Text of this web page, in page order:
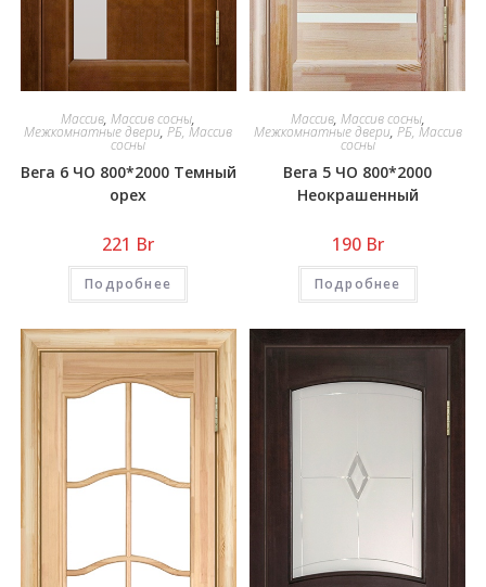
Массив,Массив сосны,
Межкомнатные двери,РБ, Массив
сосны
Вега 6 ЧО 800*2000 Темный
орех
221 Br
Подробнее
Массив, Массив сосны,
Межкомнатные двери, РБ, Массив
сосны
Вега 5 ЧО 800*2000
Неокрашенный
190 Br
Подробнее